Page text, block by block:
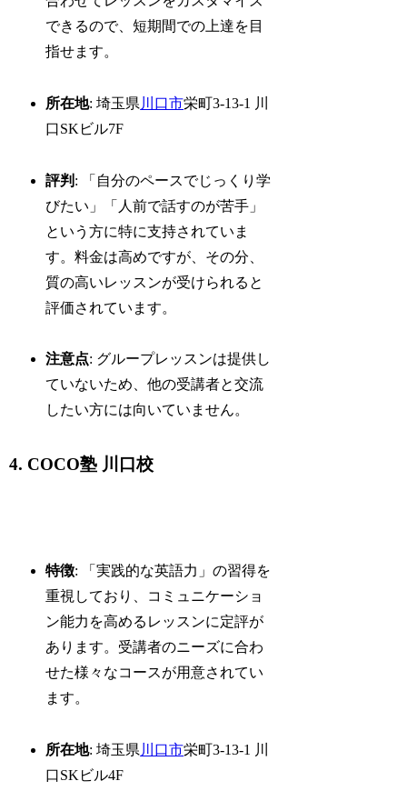
できるので、短期間での上達を目
指せます。
所在地: 埼玉県 川口市栄町3-13-1 川
口SKビル7F
評判 : 「自分のペースでじっくり学
びたい」「人前で話すのが苦手」
という方に特に支持されていま
す。料金は高めですが、その分、
質の高いレッスンが受けられると
評価されています。
注意点: グループレッスンは提供し
ていないため、他の受講者と交流
したい方には向いていません。
4. COCO塾 川口校
特徴: 「実践的な英語力」の習得を
重視しており、コミュニケーショ
ン能力を高めるレッスンに定評が
あります。受講者のニーズに合わ
せた様々なコースが用意されてい
ます。
所在地: 埼玉県 川口市栄町3-13-1 川
口SKビル4F